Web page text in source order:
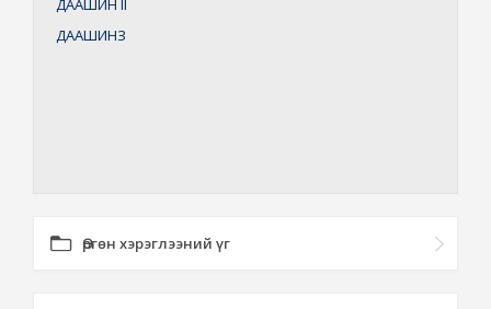
ДААШИН II
ДААШИНЗ
Өргөн хэрэглээний үг